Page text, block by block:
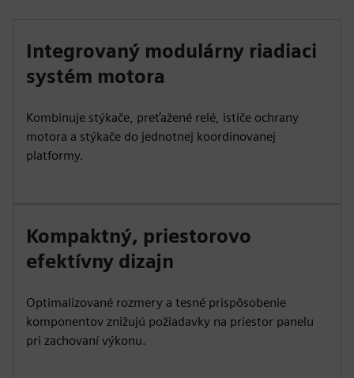
Integrovaný modulárny riadiaci
systém motora
Kombinuje stýkače, preťažené relé, ističe ochrany
motora a stýkače do jednotnej koordinovanej
platformy.
Kompaktný, priestorovo
efektívny dizajn
Optimalizované rozmery a tesné prispôsobenie
komponentov znižujú požiadavky na priestor panelu
pri zachovaní výkonu.